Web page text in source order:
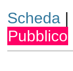
Scheda|
Pubblico